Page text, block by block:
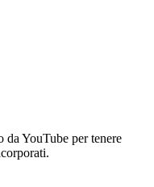
da YouTube per tenere